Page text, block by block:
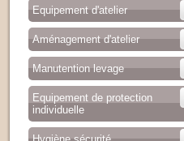
Equipement d'atelier
Aménagement d'atelier
Manutention levage
Equipement de protection
individuelle